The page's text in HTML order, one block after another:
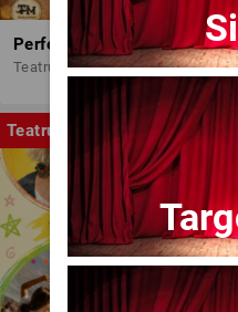
Perfect Necăsătoriți
Teatrul Amzei
Teatru